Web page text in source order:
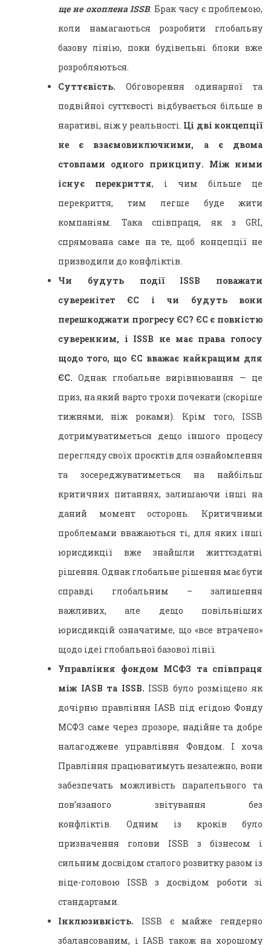
ще не охоплена ISSB. Брак часу є проблемою,
коли намагаються розробити глобальну
базову лінію, поки будівельні блоки вже
розробляються.
Суттєвість. Обговорення одинарної та
подвійної суттєвості відбувається більше в
наративі, ніж у реальності. Ці дві концепції
не є взаємовиключними, а є двома
стовпами одного принципу. Між ними
існує перекриття, і чим більше це
перекриття, тим легше буде жити
компаніям. Така співпраця, як з GRI,
спрямована саме на те, щоб концепції не
призводили до конфліктів.
Чи будуть події ISSB поважати
суверенітет ЄС і чи будуть вони
перешкоджати прогресу ЄС? ЄС є повністю
суверенним, і ISSB не має права голосу
щодо того, що ЄС вважає найкращим для
ЄС. Однак глобальне вирівнювання — це
приз, на який варто трохи почекати (скоріше
тижнями, ніж роками). Крім того, ISSB
дотримуватиметься дещо іншого процесу
перегляду своїх проєктів для ознайомлення
та зосереджуватиметься на найбільш
критичних питаннях, залишаючи інші на
даний момент осторонь. Критичними
проблемами вважаються ті, для яких інші
юрисдикції вже знайшли життєздатні
рішення. Однак глобальне рішення має бути
справді глобальним – залишення
важливих, але дещо повільніших
юрисдикцій означатиме, що «все втрачено»
щодо ідеї глобальної базової лінії.
Управління фондом МСФЗ та співпраця
між IASB та ISSB. ISSB було розміщено як
дочірню правління IASB під егідою Фонду
МСФЗ саме через прозоре, надійне та добре
налагоджене управління Фондом. І хоча
Правління працюватимуть незалежно, вони
забезпечать можливість паралельного та
пов’язаного звітування без
конфліктів. Одним із кроків було
призначення голови ISSB з бізнесом і
сильним досвідом сталого розвитку разом із
віце-головою ISSB з досвідом роботи зі
стандартами.
Інклюзивність. ISSB є майже гендерно
збалансованим, і IASB також на хорошому